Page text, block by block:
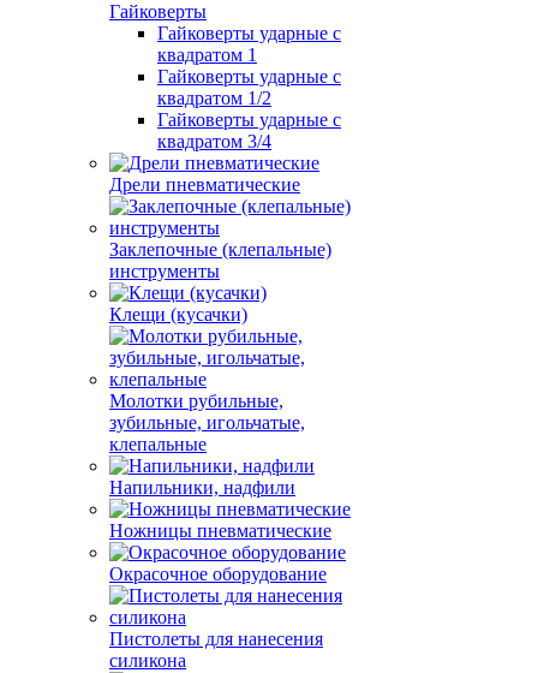
Гайковерты
Гайковерты ударные с
квадратом 1
Гайковерты ударные с
квадратом 1/2
Гайковерты ударные с
квадратом 3/4
Дрели пневматические
Заклепочные (клепальные)
инструменты
Клещи (кусачки)
Молотки рубильные,
зубильные, игольчатые,
клепальные
Напильники, надфили
Ножницы пневматические
Окрасочное оборудование
Пистолеты для нанесения
силикона